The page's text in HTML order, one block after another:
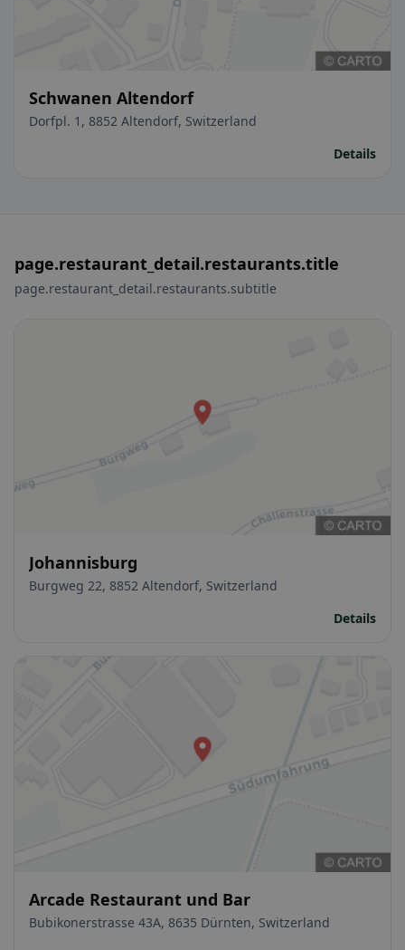
Schwanen Altendorf
Dorfpl. 1, 8852 Altendorf, Switzerland
Details
page.restaurant_detail.restaurants.title
page.restaurant_detail.restaurants.subtitle
Johannisburg
Burgweg 22, 8852 Altendorf, Switzerland
Details
Arcade Restaurant und Bar
Bubikonerstrasse 43A, 8635 Dürnten, Switzerland